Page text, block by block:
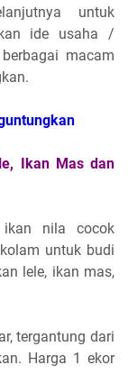
untuk
ide usaha /
macam
Ikan Mas dan
nila cocok
untuk budi
lele, ikan mas,
tergantung dari
Harga 1 ekor